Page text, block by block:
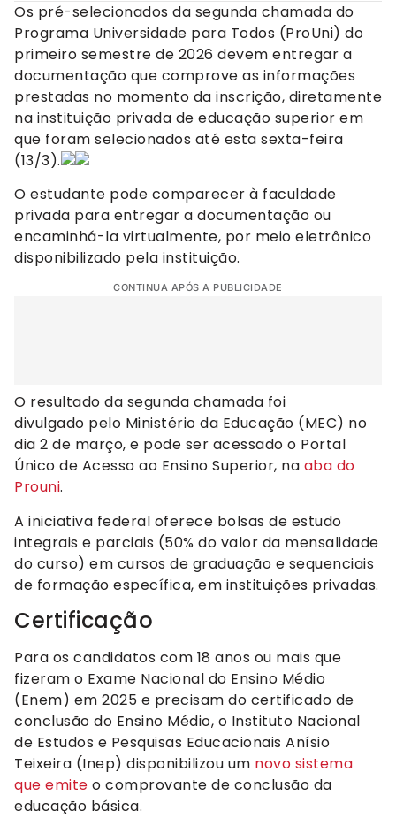
Os pré-selecionados da segunda chamada do
Programa Universidade para Todos (ProUni) do
primeiro semestre de 2026 devem entregar a
documentação que comprove as informações
prestadas no momento da inscrição, diretamente
na instituição privada de educação superior em
que foram selecionados até esta sexta-feira
(13/3).
O estudante pode comparecer à faculdade
privada para entregar a documentação ou
encaminhá-la virtualmente, por meio eletrônico
disponibilizado pela instituição.
CONTINUA APÓS A PUBLICIDADE
O resultado da segunda chamada foi
divulgado pelo Ministério da Educação (MEC) no
dia 2 de março, e pode ser acessado o Portal
Único de Acesso ao Ensino Superior, na aba do
Prouni.
A iniciativa federal oferece bolsas de estudo
integrais e parciais (50% do valor da mensalidade
do curso) em cursos de graduação e sequenciais
de formação específica, em instituições privadas.
Certificação
Para os candidatos com 18 anos ou mais que
fizeram o Exame Nacional do Ensino Médio
(Enem) em 2025 e precisam do certificado de
conclusão do Ensino Médio, o Instituto Nacional
de Estudos e Pesquisas Educacionais Anísio
Teixeira (Inep) disponibilizou um novo sistema
que emite o comprovante de conclusão da
educação básica.